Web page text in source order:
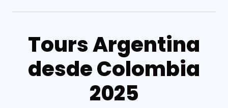
Tours Argentina
desde Colombia
2025